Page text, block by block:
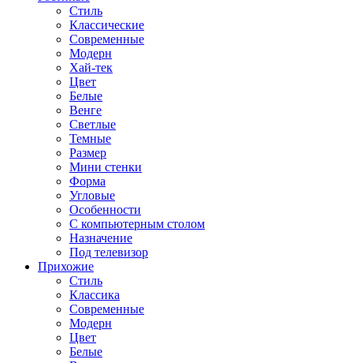
Стиль
Классические
Современные
Модерн
Хай-тек
Цвет
Белые
Венге
Светлые
Темные
Размер
Мини стенки
Форма
Угловые
Особенности
С компьютерным столом
Назначение
Под телевизор
Прихожие
Стиль
Классика
Современные
Модерн
Цвет
Белые